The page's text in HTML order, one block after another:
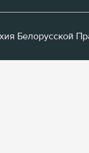
Белорусской